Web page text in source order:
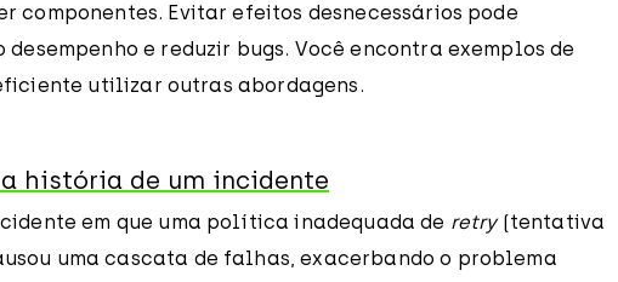
componentes. Evitar efeitos desnecessários pode
e reduzir bugs. Você encontra exemplos de
utilizar outras abordagens.
história de um incidente
em que uma política inadequada de retry(tentativa
uma cascata de falhas, exacerbando o problema